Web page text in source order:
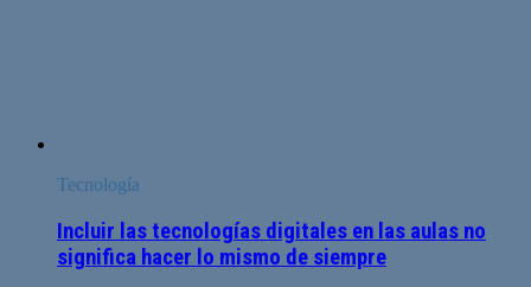
Tecnología
Incluir las tecnologías digitales en las aulas no
significa hacer lo mismo de siempre